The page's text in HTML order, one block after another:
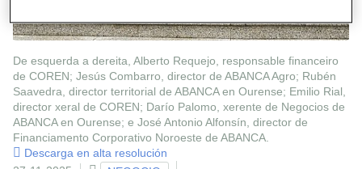
De esquerda a dereita, Alberto Requejo, responsable financeiro
de COREN; Jesús Combarro, director de ABANCA Agro; Rubén
Saavedra, director territorial de ABANCA en Ourense; Emilio Rial,
director xeral de COREN; Darío Palomo, xerente de Negocios de
ABANCA en Ourense; e José Antonio Alfonsín, director de
Financiamento Corporativo Noroeste de ABANCA.
Descarga en alta resolución